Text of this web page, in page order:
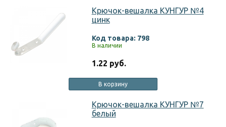
Крючок-вешалка КУНГУР №4
цинк
Код товара: 798
В наличии
1.22 руб.
В корзину
Крючок-вешалка КУНГУР №7
белый